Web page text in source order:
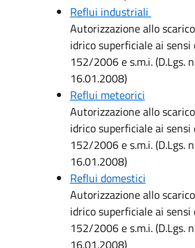
Reflui industriali
Autorizzazione allo
idrico superficiale ai sensi
152/2006 e s.m.i. (D.Lgs.
16.01.2008)
Reflui meteorici
Autorizzazione allo
idrico superficiale ai sensi
152/2006 e s.m.i. (D.Lgs.
16.01.2008)
Reflui domestici
Autorizzazione allo
idrico superficiale ai sensi
152/2006 e s.m.i. (D.Lgs.
16.01.2008)